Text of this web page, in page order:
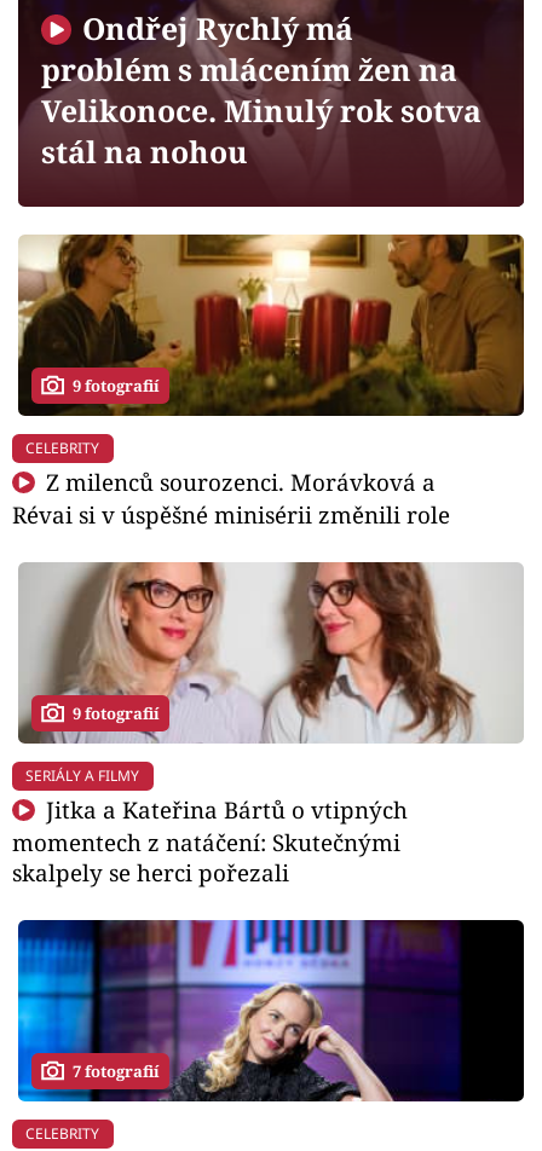
Sledujte prima+
Filmový festival Karlovy Vary
Mámy sobě
Přihlášení
Sledujte nás
Ondřej Rychlý má
problém s mlácením žen na
Velikonoce. Minulý rok sotva
stál na nohou
9 fotografií
CELEBRITY
Z milenců sourozenci. Morávková a
Révai si v úspěšné minisérii změnili role
9 fotografií
SERIÁLY A FILMY
Jitka a Kateřina Bártů o vtipných
momentech z natáčení: Skutečnými
skalpely se herci pořezali
7 fotografií
CELEBRITY